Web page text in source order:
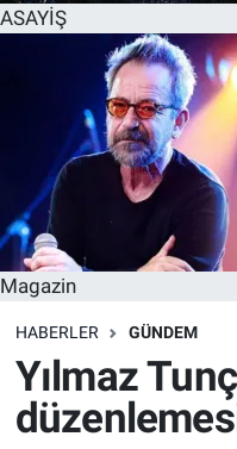
ASAYİŞ
Magazin
HABERLER GÜNDEM
Yılmaz